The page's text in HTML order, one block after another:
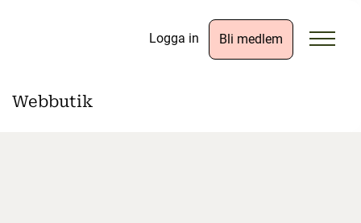
Logga in Bli medlem
Webbutik